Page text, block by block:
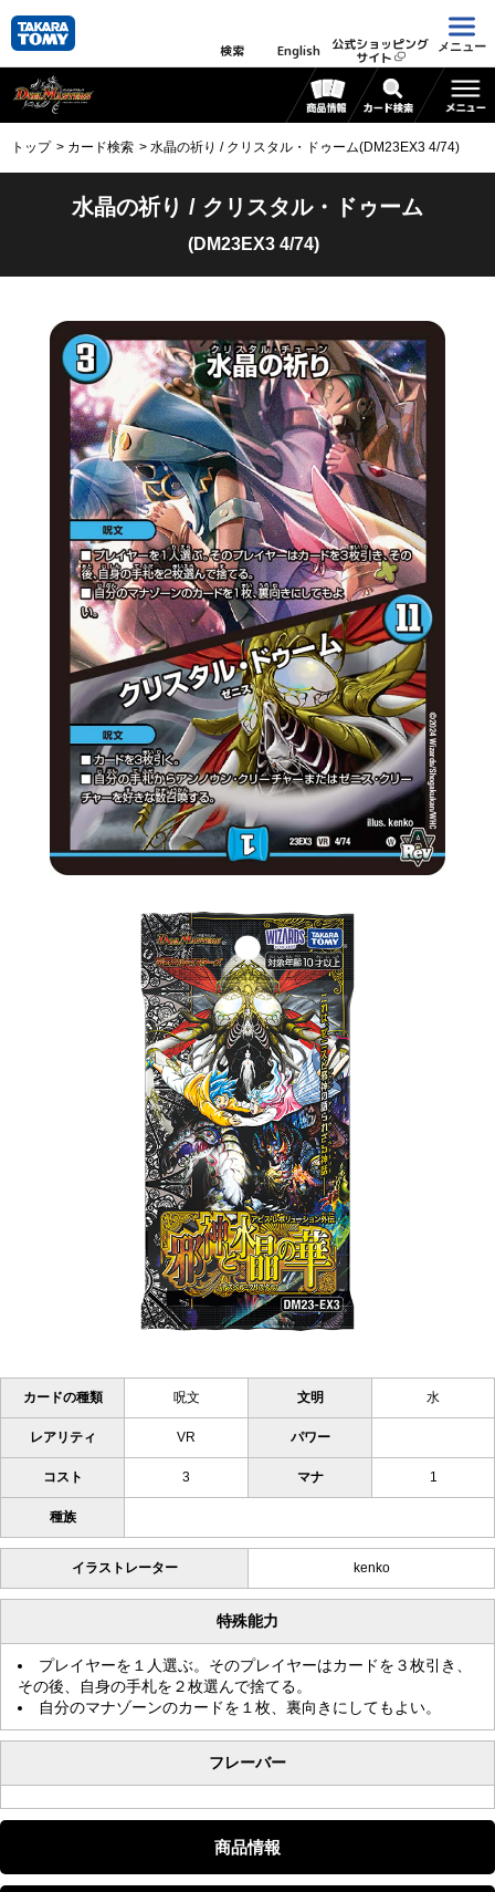
検索 English 公式ショッピング
サイト
メニュー
トップ カード検索 水晶の祈り / クリスタル・ドゥーム(DM23EX3 4/74)
水晶の祈り / クリスタル・ドゥーム
(DM23EX3 4/74)
カードの種類 呪文 文明 水
レアリティ VR パワー
コスト 3 マナ 1
種族
イラストレーター kenko
特殊能力
プレイヤーを１人選ぶ。そのプレイヤーはカードを３枚引き、
その後、自身の手札を２枚選んで捨てる。
自分のマナゾーンのカードを１枚、裏向きにしてもよい。
フレーバー
商品情報